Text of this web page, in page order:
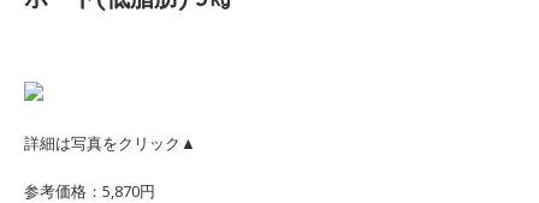
詳細は写真をクリック▲
参考価格：5,870円